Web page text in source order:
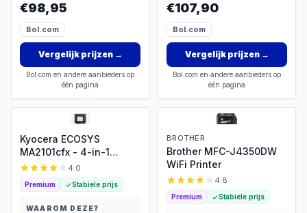
€98,95
Bol.com
Vergelijk prijzen→
Bol.com en andere aanbieders op
één pagina
€107,90
Bol.com
Vergelijk prijzen→
Bol.com en andere aanbieders op
één pagina
Kyocera ECOSYS
MA2101cfx - 4-in-1
laserprinter A4
4.0
Premium Stabiele prijs
WAAROM DEZE?
BROTHER
Brother MFC-J4350DW
WiFi Printer
4.8
Premium Stabiele prijs